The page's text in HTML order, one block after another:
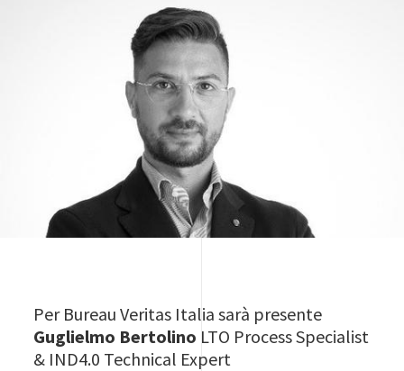
Per Bureau Veritas Italia sarà presente
Guglielmo Bertolino LTO Process Specialist
& IND4.0 Technical Expert